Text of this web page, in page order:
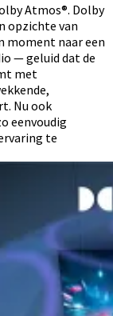
Atmos®. Dolby
opzichte van
moment naar een
— geluid dat de
met
Nu ook
eenvoudig
te